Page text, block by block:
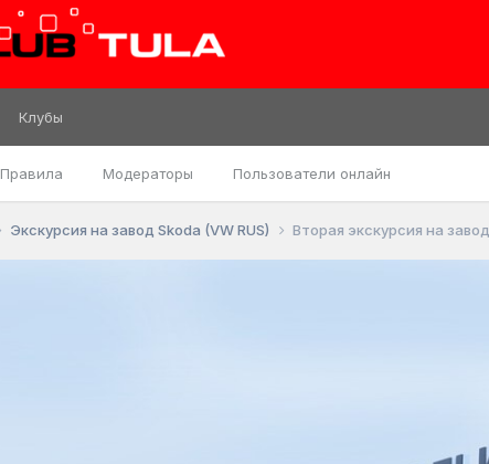
Правила Модераторы Пользователи онлайн
Клубы
Экскурсия на завод Skoda (VW RUS) Вторая экскурсия на завод